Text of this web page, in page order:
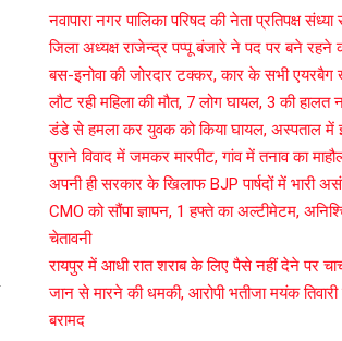
नवापारा नगर पालिका परिषद की नेता प्रतिपक्ष
जिला अध्यक्ष राजेन्द्र पप्पू बंजारे ने पद पर बने रहने
बस-इनोवा की जोरदार टक्कर, कार के सभी
लौट रही महिला की मौत, 7 लोग घायल, 3 की हालत
डंडे से हमला कर युवक को किया घायल, अस्पताल में
पुराने विवाद में जमकर मारपीट, गांव में तनाव का
अपनी ही सरकार के खिलाफ BJP पार्षदों में भारी
CMO को सौंपा ज्ञापन, 1 हफ्ते का अल्टीमेटम,
चेतावनी
रायपुर में आधी रात शराब के लिए पैसे नहीं देने पर
जान से मारने की धमकी, आरोपी भतीजा मयंक तिवारी
बरामद